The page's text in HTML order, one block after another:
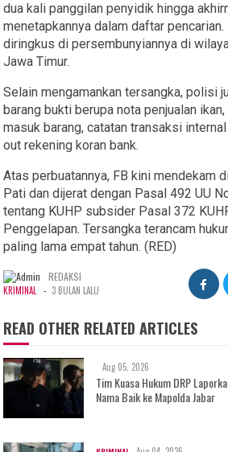
dua kali panggilan penyidik hingga
menetapkannya dalam daftar
diringkus di persembunyiannya di
Jawa Timur.
Selain mengamankan tersangka, polisi
barang bukti berupa nota penjualan
masuk barang, catatan transaksi
out rekening koran bank.
Atas perbuatannya, FB kini mendekam
Pati dan dijerat dengan Pasal 492 UU
tentang KUHP subsider Pasal 372
Penggelapan. Tersangka terancam
paling lama empat tahun. (RED)
REDAKSI
KRIMINAL - 3 BULAN LALU
READ OTHER RELATED ARTICLES
Aug 05, 2026
Tim Kuasa Hukum DRP
Nama Baik ke Mapolda Jabar